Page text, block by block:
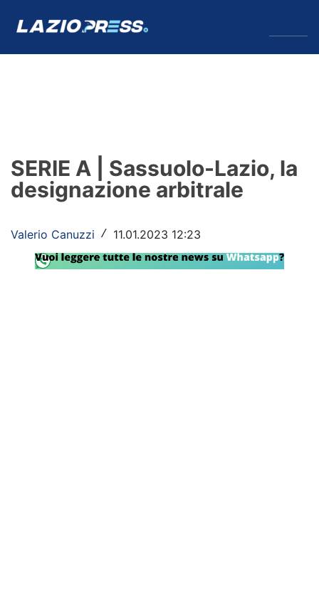
Formello
Primavera
SERIE A | Sassuolo-Lazio, la
designazione arbitrale
Valerio Canuzzi / 11.01.2023 12:23